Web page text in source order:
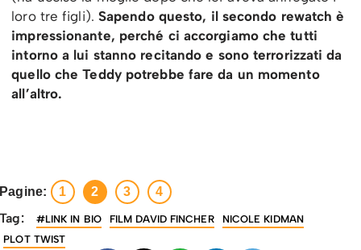
loro tre figli). Sapendo questo, il secondo rewatch è
impressionante, perché ci accorgiamo che tutti
intorno a lui stanno recitando e sono terrorizzati da
quello che Teddy potrebbe fare da un momento
all’altro.
Pagine: 1 2 3 4
Tag: #LINK IN BIO FILM DAVID FINCHER
NICOLE KIDMAN
PLOT TWIST